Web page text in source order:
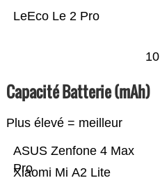
LeEco Le 2 Pro
10
Capacité Batterie (mAh)
Plus élevé = meilleur
Xiaomi Mi A2 Lite
ASUS Zenfone 4 Max
Pro